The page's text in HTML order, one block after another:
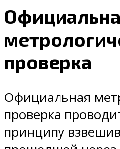
проверка
Официальная
проверка
принципу